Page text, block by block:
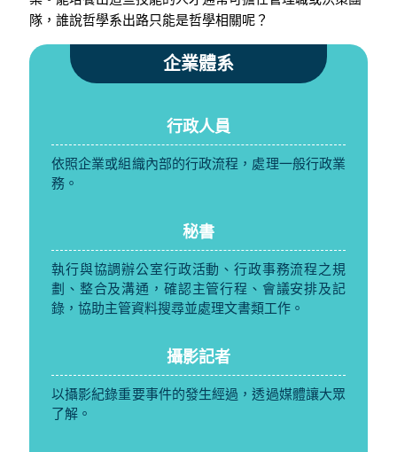
隊，誰說哲學系出路只能是哲學相關呢？
企業體系
行政人員
依照企業或組織內部的行政流程，處理一般行政業
務。
秘書
執行與協調辦公室行政活動、行政事務流程之規
劃、整合及溝通，確認主管行程、會議安排及記
錄，協助主管資料搜尋並處理文書類工作。
攝影記者
以攝影紀錄重要事件的發生經過，透過媒體讓大眾
了解。